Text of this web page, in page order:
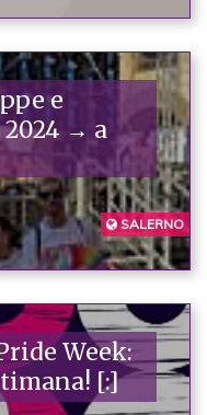
e
2024 → a
SALERNO
Week:
[:]